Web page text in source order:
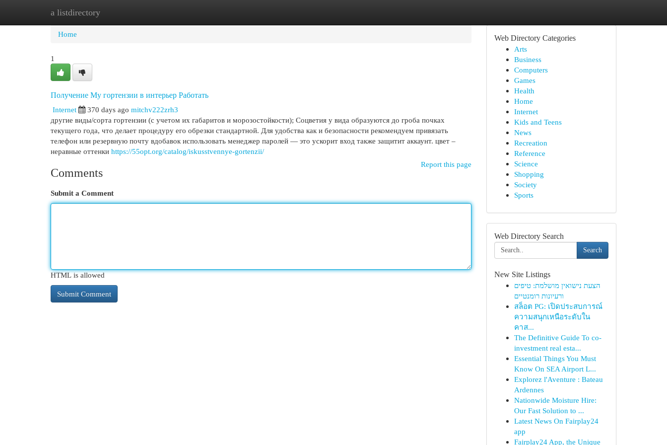
a listdirectory
Home New Site Listings
Home
1
Получение My гортензии в интерьер Работать
Internet
370 days ago mitchv222zrh3
другие виды/сорта гортензии (с учетом их габаритов и морозостойкости); Соцветия у вида образуются до гроба почках
текущего года, что делает процедуру его обрезки стандартной. Для удобства как и безопасности рекомендуем привязать
телефон или резервную почту вдобавок использовать менеджер паролей — это ускорит вход также защитит аккаунт. цвет –
неравные оттенки https://55opt.org/catalog/iskusstvennye-gortenzii/
Report this page
Comments
Submit a Comment
HTML is allowed
Web Directory Categories
Arts
Business
Computers
Games
Health
Home
Internet
Kids and Teens
News
Recreation
Reference
Science
Shopping
Society
Sports
Web Directory Search
Search
New Site Listings
הצעת נישואין מושלמת: טיפים
ורעיונות רומנטיים
สล็อต PG: เปิดประสบการณ์
ความสนุกเหนือระดับใน
คาส...
The Definitive Guide To co-
investment real esta...
Essential Things You Must
Know On SEA Airport L...
Explorez l'Aventure : Bateau
Ardennes
Nationwide Moisture Hire:
Our Fast Solution to ...
Latest News On Fairplay24
app
Fairplay24 App, the Unique